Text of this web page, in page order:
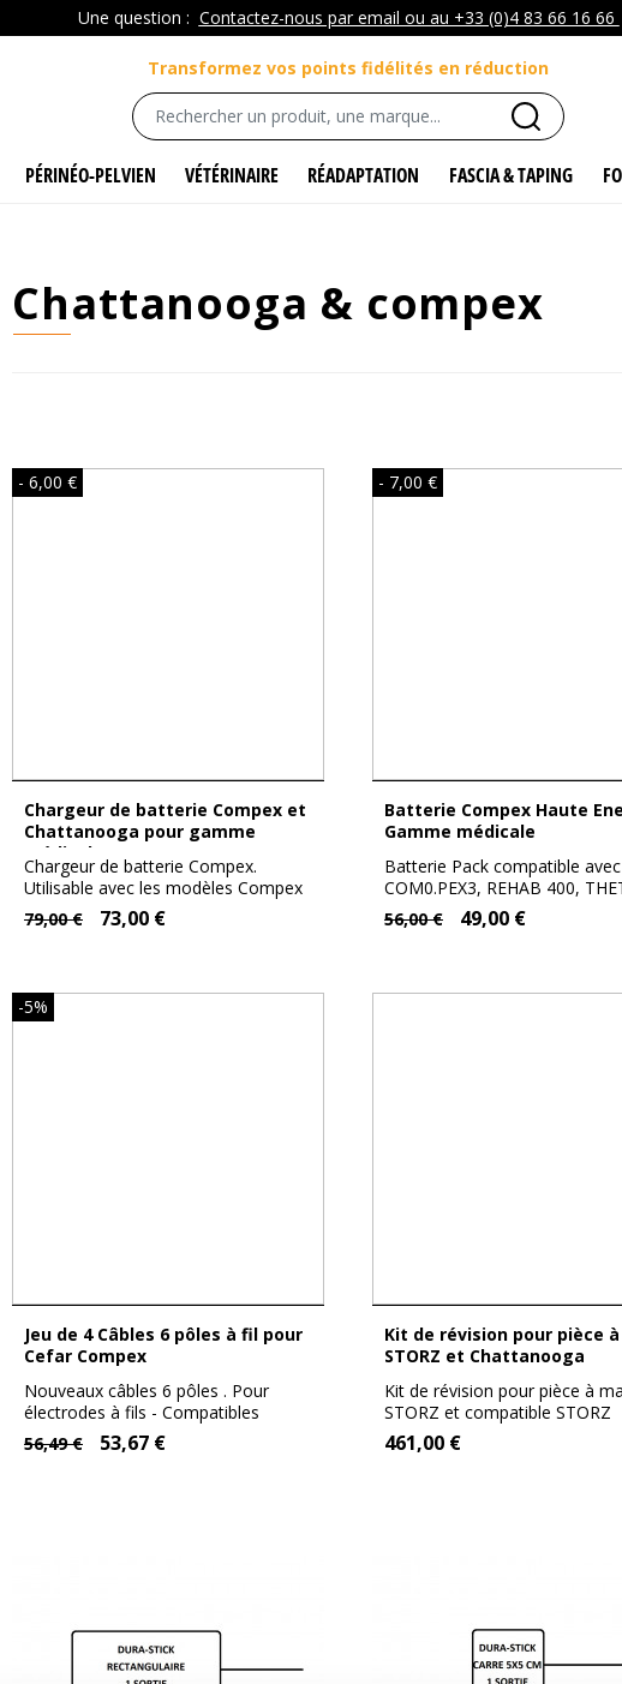
Une question : Contactez-nous par email ou au +33 (0)4 83 66 16 66
Transformez vos points fidélités en réduction
PÉRINÉO-PELVIEN VÉTÉRINAIRE RÉADAPTATION FASCIA & TAPING
chattanooga & compex
- 6,00 €
Chargeur de batterie Compex et
Chattanooga pour gamme
médicale
Chargeur de batterie Compex.
Utilisable avec les modèles Compex
médicaux :...
79,00 € 73,00 €
- 7,00 €
Batterie Compex Haute Energie
Gamme médicale
Batterie Pack compatible avec
COM0.PEX3, REHAB 400,
500, THETA 600,...
56,00 € 49,00 €
-5%
Jeu de 4 Câbles 6 pôles à fil pour
Cefar Compex
Nouveaux câbles 6 pôles . Pour
électrodes à fils - Compatibles
COMPEX 3,...
56,49 € 53,67 €
Kit de révision pour pièce à main
STORZ et Chattanooga
Kit de révision pour pièce à
STORZ et compatible STORZ
(Chattanooga,...
461,00 €